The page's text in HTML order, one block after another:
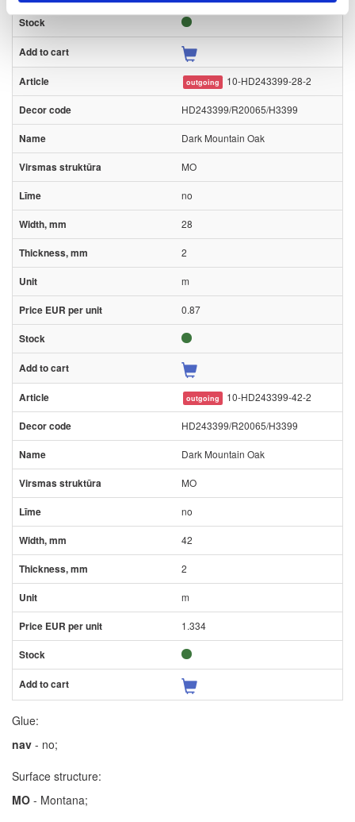
outgoing 10-HD243399-28-2
HD243399/R20065/H3399
Dark Mountain Oak
MO
no
28
2
m
0.87
outgoing 10-HD243399-42-2
HD243399/R20065/H3399
Dark Mountain Oak
MO
no
42
2
m
1.334
Glue:
nav - no;
Surface structure:
MO - Montana;